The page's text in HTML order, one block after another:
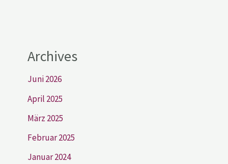
Archives
Juni 2026
April 2025
März 2025
Februar 2025
Januar 2024